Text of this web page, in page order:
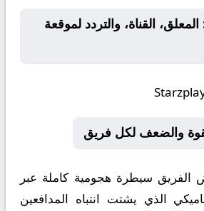
القناة، والتردد لموقعة
والضعف لكل فريق
الفريق سيطرة هجومية كاملة عبر
الذي يشتت انتباه المدافعين